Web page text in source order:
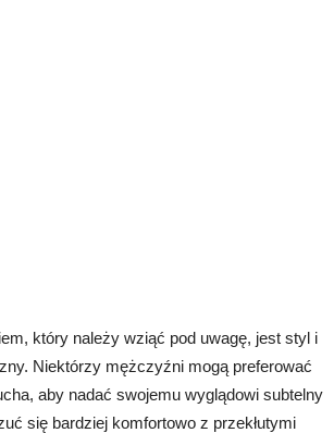
który należy wziąć pod uwagę, jest styl i
Niektórzy mężczyźni mogą preferować
aby nadać swojemu wyglądowi subtelny
się bardziej komfortowo z przekłutymi